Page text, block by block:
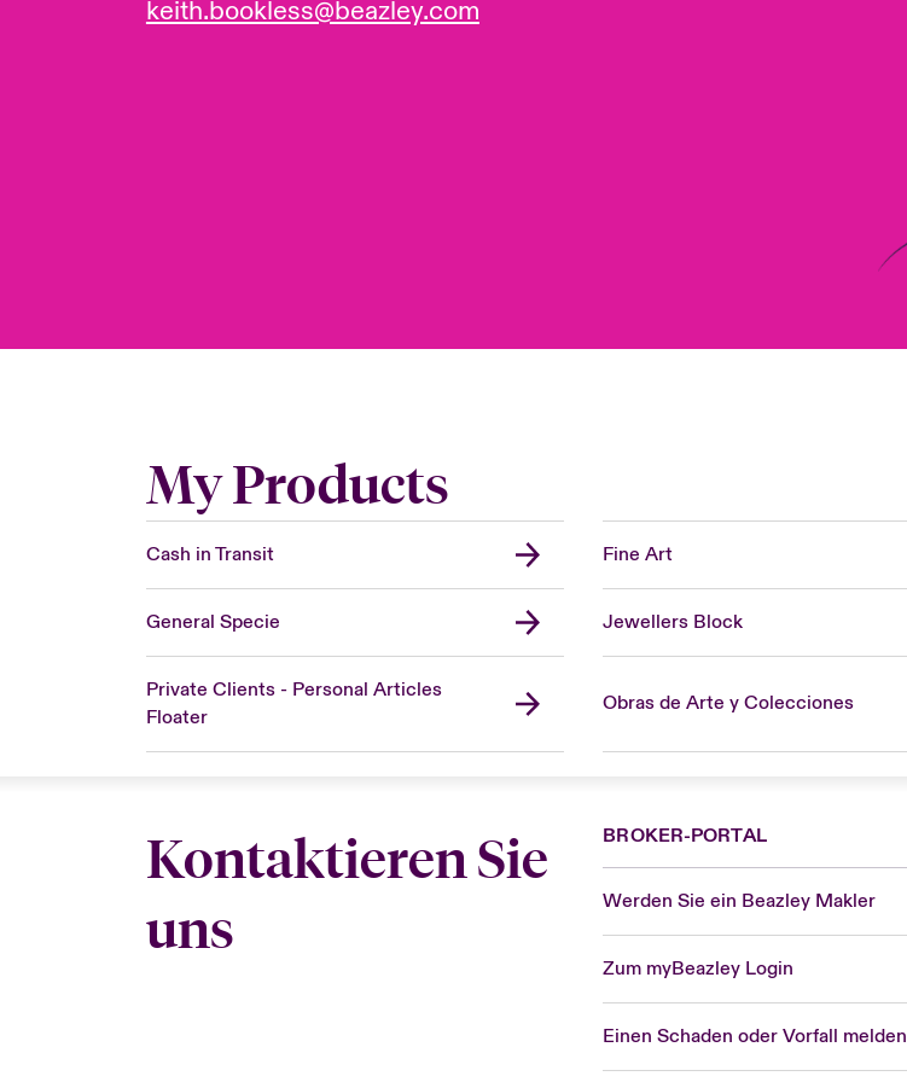
keith.bookless@beazley.com
My Products
Cash in Transit Fine Art
General Specie Jewellers Block
Private Clients - Personal Articles
Floater
Obras de Arte y Colecciones
Kontaktieren Sie
uns
BROKER-PORTAL
Werden Sie ein Beazley Makler
Zum myBeazley Login
Einen Schaden oder Vorfall melden